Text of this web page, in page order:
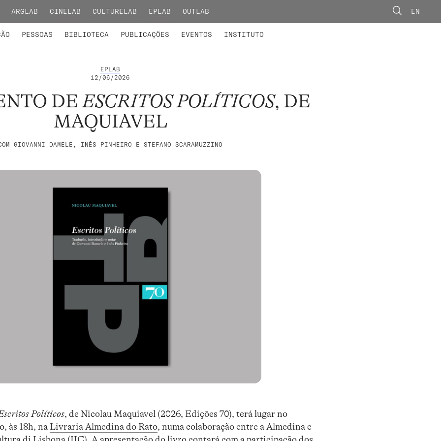
ARGLAB CINELAB CULTURELAB EPLAB OUTLAB EN
PESSOAS BIBLIOTECA PUBLICAÇÕES EVENTOS INSTITUTO
EPLAB
12/06/2026
DE ESCRITOS POLÍTICOS, DE
MAQUIAVEL
GIOVANNI DAMELE, INÊS PINHEIRO E STEFANO SCARAMUZZINO
Políticos, de Nicolau Maquiavel (2026, Edições 70), terá lugar no
às 18h, naLivraria Almedina do Rato, numa colaboração entre a Almedina e